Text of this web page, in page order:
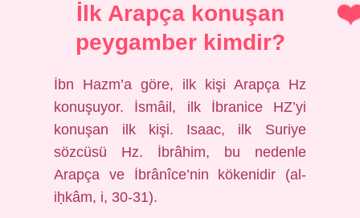
İlk Arapça konuşan
peygamber kimdir?
İbn Hazm’a göre, ilk kişi Arapça Hz
konuşuyor. İsmâil, ilk İbranice HZ’yi
konuşan ilk kişi. Isaac, ilk Suriye
sözcüsü Hz. İbrâhim, bu nedenle
Arapça ve İbrânîce’nin kökenidir (al-
iḥkâm, i, 30-31).